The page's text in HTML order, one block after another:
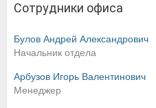
Сотрудники офиса
Булов Андрей Александрович
Начальник отдела
Арбузов Игорь Валентинович
Менеджер